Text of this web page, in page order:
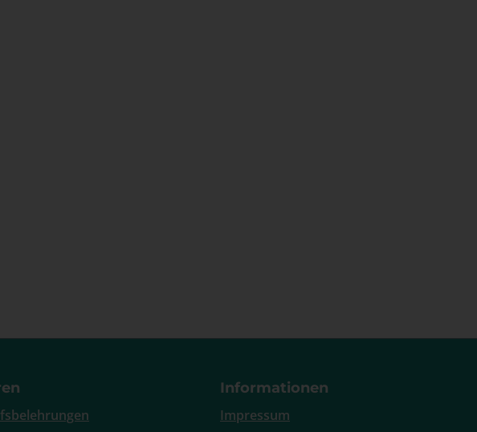
Informationen
Impressum